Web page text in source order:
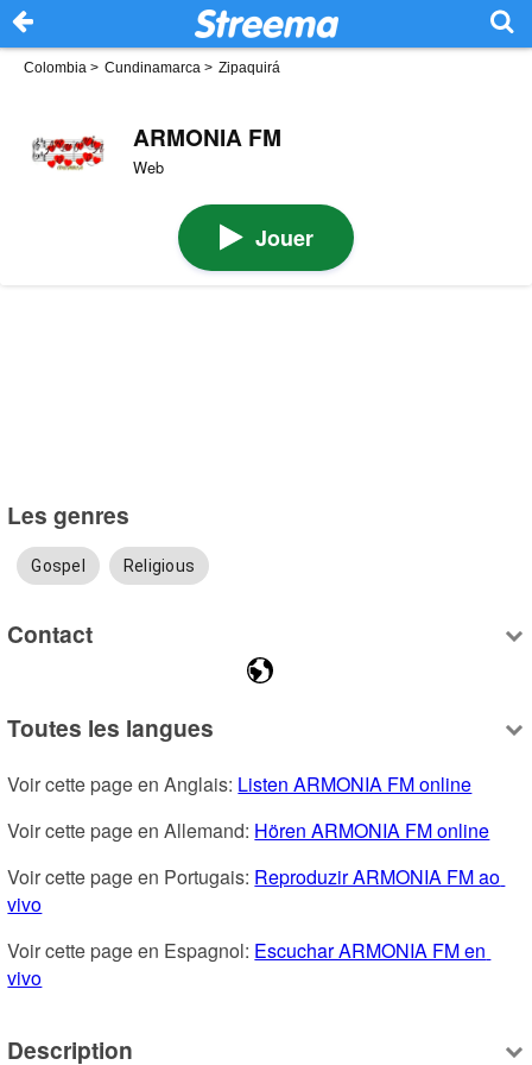
Colombia > Cundinamarca > Zipaquirá
ARMONIA FM
Web
Jouer
Les genres
Gospel Religious
Contact
Toutes les langues
Voir cette page en Anglais: Listen ARMONIA FM online
Voir cette page en Allemand: Hören ARMONIA FM online
Voir cette page en Portugais: Reproduzir ARMONIA FM ao
vivo
Voir cette page en Espagnol: Escuchar ARMONIA FM en
vivo
Description